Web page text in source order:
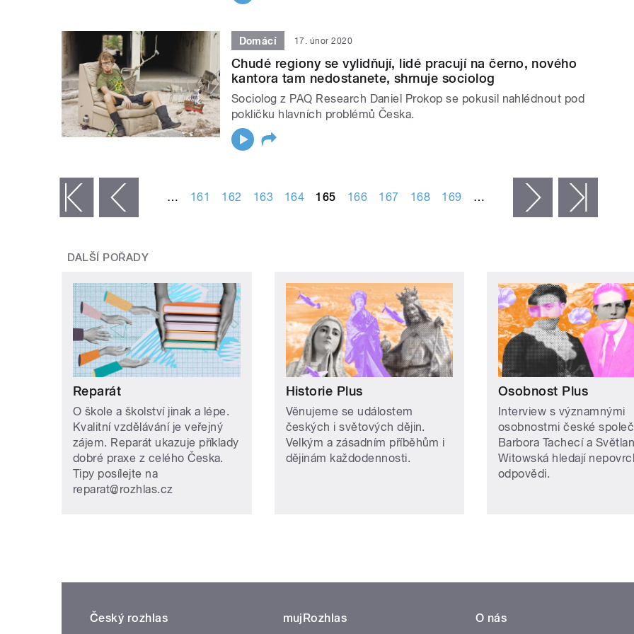
Domácí 17. únor 2020
Chudé regiony se vylidňují, lidé pracují na černo, nového
kantora tam nedostanete, shrnuje sociolog
Sociolog z PAQ Research Daniel Prokop se pokusil nahlédnout pod
pokličku hlavních problémů Česka.
‹ předchozí … 161 162 163 164 165 166 167 168 169 … následující ›
DALŠÍ POŘADY
Reparát
O škole a školství jinak a lépe.
Kvalitní vzdělávání je veřejný
zájem. Reparát ukazuje příklady
dobré praxe z celého Česka.
Tipy posílejte na
reparat@rozhlas.cz
Historie Plus
Věnujeme se událostem
českých i světových dějin.
Velkým a zásadním příběhům i
dějinám každodennosti.
Osobnost Plus
Interview s významnými
osobnostmi české
Barbora Tachecí a
Witowská hledají
odpovědi.
Český rozhlas mujRozhlas O nás